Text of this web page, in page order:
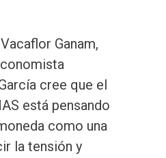
Ganam,
cree que el
está pensando
como una
la tensión y